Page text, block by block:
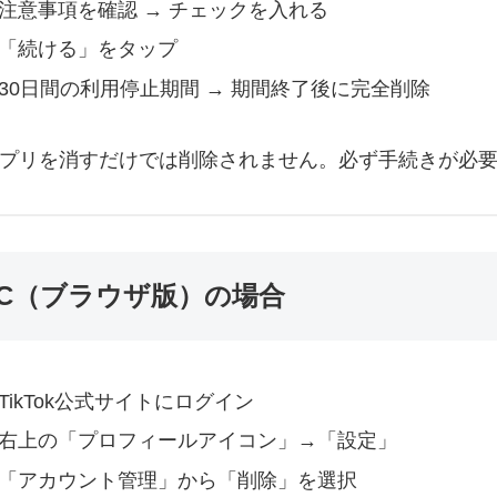
意事項を確認 → チェックを入れる
続ける」をタップ
日間の利用停止期間 → 期間終了後に完全削除
リを消すだけでは削除されません。必ず手続きが必
（ブラウザ版）の場合
公式サイトにログイン
上の「プロフィールアイコン」→「設定」
アカウント管理」から「削除」を選択